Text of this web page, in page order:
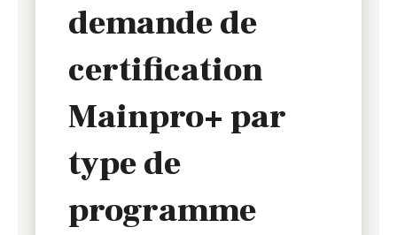
demande de
certification
Mainpro+ par
type de
programme